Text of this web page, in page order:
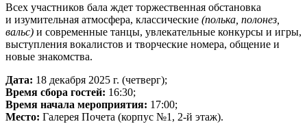
Всех участников бала ждет торжественная обстановка
и изумительная атмосфера, классические (полька, полонез,
вальс) и современные танцы, увлекательные конкурсы и игры,
выступления вокалистов и творческие номера, общение и
новые знакомства.
Дата: 18 декабря 2025 г. (четверг);
Время сбора гостей: 16:30;
Время начала мероприятия: 17:00;
Место: Галерея Почета (корпус №1, 2-й этаж).